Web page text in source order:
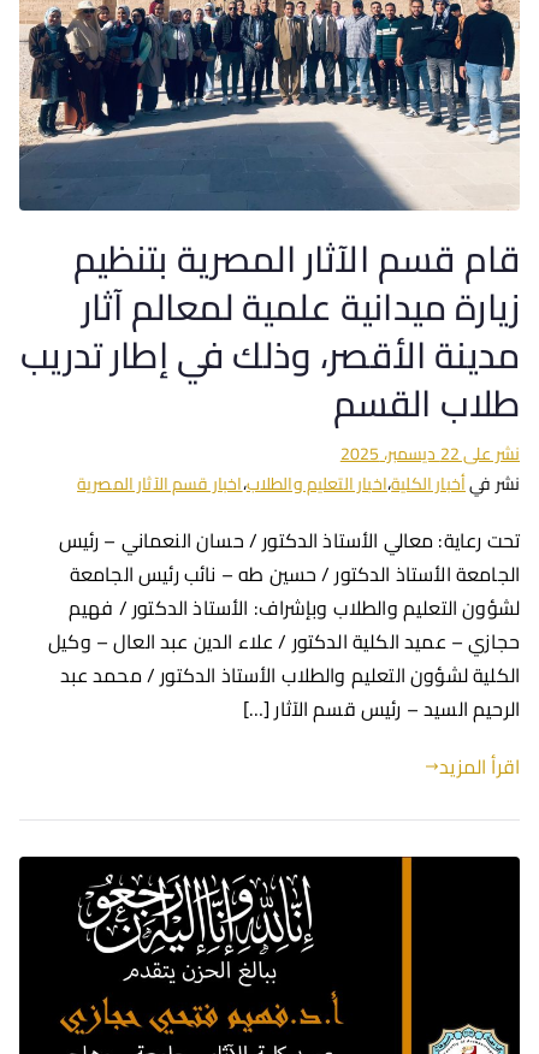
قام قسم الآثار المصرية بتنظيم
زيارة ميدانية علمية لمعالم آثار
مدينة الأقصر، وذلك في إطار تدريب
طلاب القسم
نشر على22 ديسمبر، 2025
نشر فيأخبار الكلية،اخبار التعليم والطلاب،اخبار قسم الآثار المصرية
تحت رعاية: معالي الأستاذ الدكتور / حسان النعماني – رئيس
الجامعة الأستاذ الدكتور / حسين طه – نائب رئيس الجامعة
لشؤون التعليم والطلاب وبإشراف: الأستاذ الدكتور / فهيم
حجازي – عميد الكلية الدكتور / علاء الدين عبد العال – وكيل
الكلية لشؤون التعليم والطلاب الأستاذ الدكتور / محمد عبد
الرحيم السيد – رئيس قسم الآثار […]
اقرأ المزيد